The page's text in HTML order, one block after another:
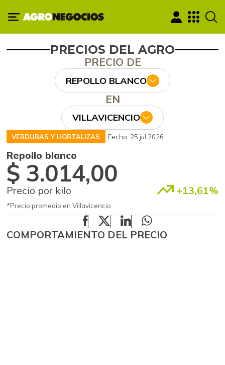
PRECIOS DEL AGRO
PRECIO DE
REPOLLO BLANCO
EN
VILLAVICENCIO
VERDURAS Y HORTALIZAS Fecha: 25 jul 2026
Repollo blanco
$ 3.014,00
Precio por kilo +13,61%
*Precio promedio en Villavicencio
COMPORTAMIENTO DEL PRECIO